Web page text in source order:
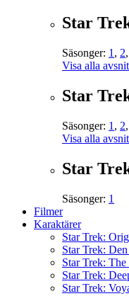
Star
Säsonger: 1 , 2,
Visa alla
Star
Säsonger: 1 , 2,
Visa alla
Star
Säsonger: 1
Filmer
Karaktärer
Star Trek:
Star Trek:
Star Trek:
Star Trek:
Star Trek: